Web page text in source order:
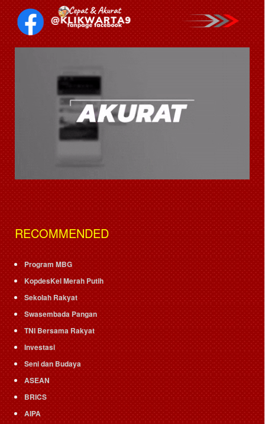
RECOMMENDED
Program MBG
KopdesKel Merah Putih
Sekolah Rakyat
Swasembada Pangan
TNI Bersama Rakyat
Investasi
Seni dan Budaya
ASEAN
BRICS
AIPA